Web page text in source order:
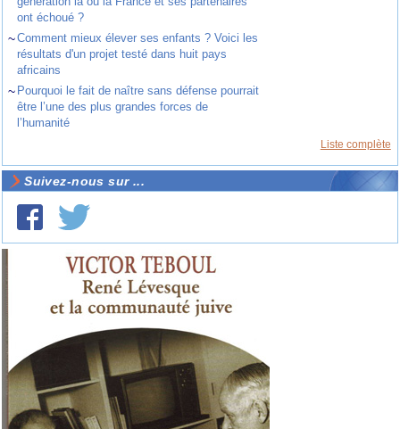
ont échoué ?
~Comment mieux élever ses enfants ? Voici les
résultats d'un projet testé dans huit pays
africains
~ Pourquoi le fait de naître sans défense pourrait
être l’une des plus grandes forces de
l’humanité
Liste complète
Suivez-nous sur ...